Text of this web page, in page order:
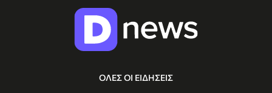
ΟΛΕΣ ΟΙ ΕΙΔΗΣΕΙΣ